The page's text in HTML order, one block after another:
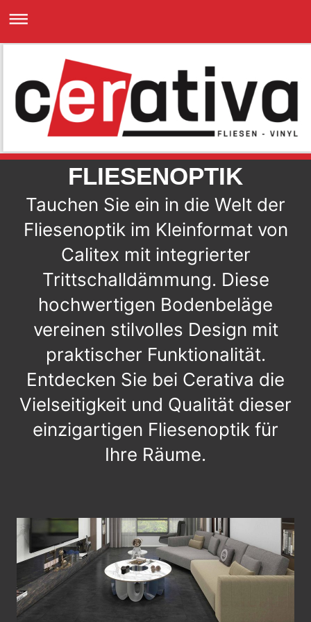
FLIESENOPTIK
Tauchen Sie ein in die Welt der
Fliesenoptik im Kleinformat von
Calitex mit integrierter
Trittschalldämmung. Diese
hochwertigen Bodenbeläge
vereinen stilvolles Design mit
praktischer Funktionalität.
Entdecken Sie bei Cerativa die
Vielseitigkeit und Qualität dieser
einzigartigen Fliesenoptik für
Ihre Räume.